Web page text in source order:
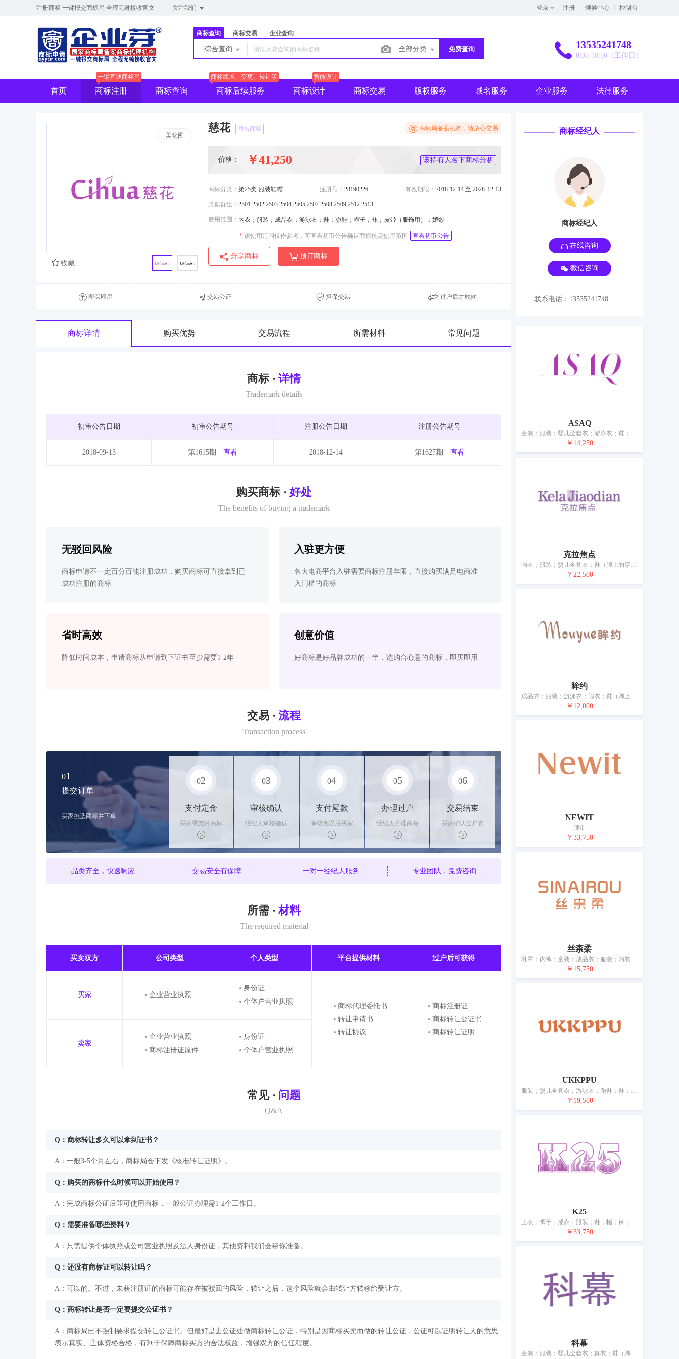
注册商标 一键报交商标局 全程无缝接收官文 关注我们 登录 注册 领券中心 控制台
商标查询 商标交易 企业查询
综合查询 全部分类 免费查询 13535241748
8:30-18:00（工作日）
首页 商标注册
一键直通商标局
商标查询 商标后续服务
商标续展、变更、转让等
商标设计
智能设计
商标交易 版权服务 域名服务 企业服务 法律服务
美化图
慈花 同名商标 商标局备案机构，请放心交易
价格： ￥41,250 该持有人名下商标分析
商标分类： 第25类-服装鞋帽 注册号： 28190226 有效期限： 2018-12-14 至 2028-12-13
类似群组： 2501 2502 2503 2504 2505 2507 2508 2509 2512 2513
使用范围： 内衣；服装；成品衣；游泳衣；鞋；凉鞋；帽子；袜；皮带（服饰用）；婚纱
* 该使用范围仅作参考，可查看初审公告确认商标核定使用范围 查看初审公告
分享商标
预订商标
收藏
即买即用 交易公证 担保交易 过户后才放款
商标详情 购买优势 交易流程 所需材料 常见问题
商标 · 详情
Trademark details
初审公告日期 初审公告期号 注册公告日期 注册公告期号
2018-09-13 第1615期 查看 2018-12-14 第1627期 查看
购买商标 · 好处
The benefits of buying a trademark
无驳回风险
商标申请不一定百分百能注册成功，购买商标可直接拿到已
成功注册的商标
入驻更方便
各大电商平台入驻需要商标注册年限，直接购买满足电商准
入门槛的商标
省时高效
降低时间成本，申请商标从申请到下证书至少需要1-2年
创意价值
好商标是好品牌成功的一半，选购合心意的商标，即买即用
交易 · 流程
Transaction process
01
提交订单
买家挑选商标并下单
02
支付定金
买家需支付商标
标价的10%的购
买订金
03
审核确认
经纪人审核确认
商标状态
04
支付尾款
审核无误后买家
支付尾款，卖家
办理相关手续
05
办理过户
经纪人办理商标
转让手续，交付
相关证书
06
交易结束
买家确认过户资
料后，平台解冻
资金支付卖家
品类齐全，快速响应 交易安全有保障 一对一经纪人服务 专业团队，免费咨询
所需 · 材料
The required material
买卖双方 公司类型 个人类型 平台提供材料 过户后可获得
买家 企业营业执照
身份证
个体户营业执照
商标代理委托书
转让申请书
转让协议
商标注册证
商标转让公证书
商标转让证明
卖家
企业营业执照
商标注册证原件
身份证
个体户营业执照
常见 · 问题
Q&A
Q：商标转让多久可以拿到证书？
A：一般3-5个月左右，商标局会下发《核准转让证明》。
Q：购买的商标什么时候可以开始使用？
A：完成商标公证后即可使用商标，一般公证办理需1-2个工作日。
Q：需要准备哪些资料？
A：只需提供个体执照或公司营业执照及法人身份证，其他资料我们会帮你准备。
Q：还没有商标证可以转让吗？
A：可以的。不过，未获注册证的商标可能存在被驳回的风险，转让之后，这个风险就会由转让方转移给受让方。
Q：商标转让是否一定要提交公证书？
A：商标局已不强制要求提交转让公证书。但最好是去公证处做商标转让公证，特别是因商标买卖而做的转让公证，公证可以证明转让人的意思
表示真实、主体资格合格，有利于保障商标买方的合法权益，增强双方的信任程度。
商标经纪人
商标经纪人
在线咨询
微信咨询
联系电话：13535241748
ASAQ
童装；服装；婴儿全套衣；游泳衣；鞋；帽；袜；手套（服装）；围巾；腰带
￥14,250
克拉焦点
内衣；服装；婴儿全套衣；鞋（脚上的穿着物）；帽；袜；手套（服装）；围巾；皮带（服饰用）；婚纱
￥22,500
眸约
成品衣；服装；游泳衣；雨衣；鞋（脚上的穿着物）；帽；袜；手套（服装）；围巾；皮带（服饰用）
￥12,000
NEWIT
腰带
￥33,750
丝柰柔
乳罩；内裤；童装；成品衣；服装；内衣；睡衣；鞋；帽；袜
￥15,750
UKKPPU
服装；婴儿全套衣；游泳衣；跑鞋；鞋；帽子；袜；手套（服装）；领带；皮带（服饰用）
￥19,500
K25
上衣；裤子；成衣；服装；鞋；帽；袜；围巾；皮带（服饰用）
￥33,750
科幕
童装；服装；婴儿全套衣；舞衣；鞋（脚上的穿着物）；帽；袜；手套（服装）；围巾；婚纱